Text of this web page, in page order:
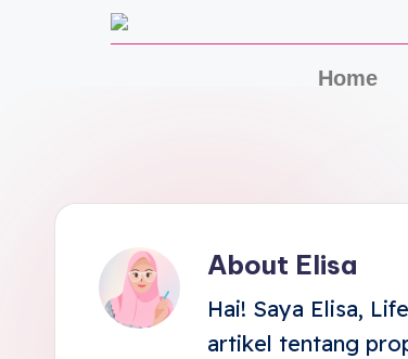
Home
About Elisa
Hai! Saya Elisa,
artikel tentang